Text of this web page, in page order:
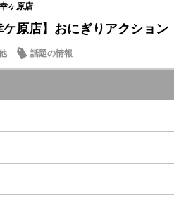
ヶ原店
ケ原店】おにぎりアクション
話題の情報